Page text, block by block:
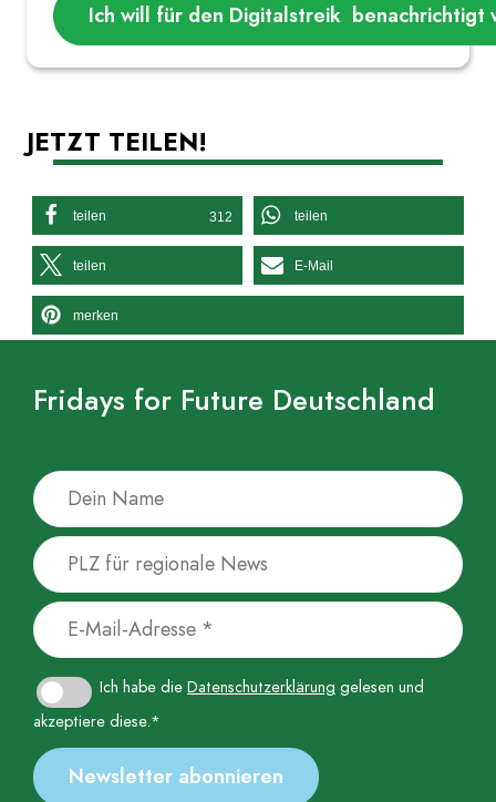
JETZT TEILEN!
teilen 312 teilen
teilen E-Mail
merken
Fridays for Future Deutschland
Ich habe die Datenschutzerklärung gelesen und
akzeptiere diese.*